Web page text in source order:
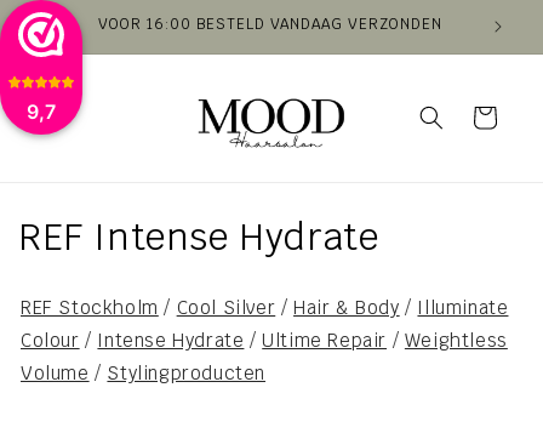
9,7
Direkt
zum
Inhalt
VOOR 16:00 BESTELD VANDAAG VERZONDEN
Warenkorb
K
t
e
REF Intense Hydrate
REF Stockholm / Cool Silver / Hair & Body / Illuminate
Colour / Intense Hydrate / Ultime Repair / Weightless
Volume / Stylingproducten